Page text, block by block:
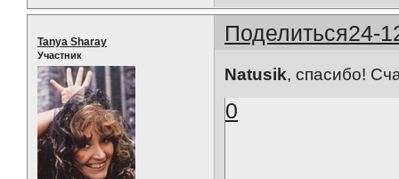
Поделиться24-
Tanya Sharay
Участник
Natusik, спасибо!
0